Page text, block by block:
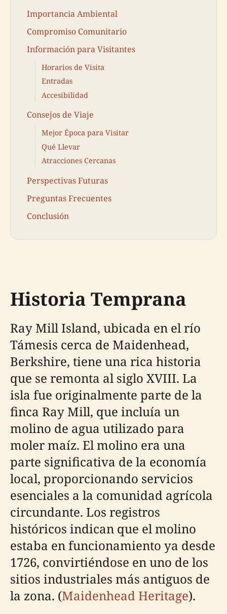
Importancia Ambiental
Compromiso Comunitario
Información para Visitantes
Horarios de Visita
Entradas
Accesibilidad
Consejos de Viaje
Mejor Época para Visitar
Qué Llevar
Atracciones Cercanas
Perspectivas Futuras
Preguntas Frecuentes
Conclusión
Historia Temprana
Ray Mill Island, ubicada en el río
Támesis cerca de Maidenhead,
Berkshire, tiene una rica historia
que se remonta al siglo XVIII. La
isla fue originalmente parte de la
finca Ray Mill, que incluía un
molino de agua utilizado para
moler maíz. El molino era una
parte significativa de la economía
local, proporcionando servicios
esenciales a la comunidad agrícola
circundante. Los registros
históricos indican que el molino
estaba en funcionamiento ya desde
1726, convirtiéndose en uno de los
sitios industriales más antiguos de
la zona. (Maidenhead Heritage).